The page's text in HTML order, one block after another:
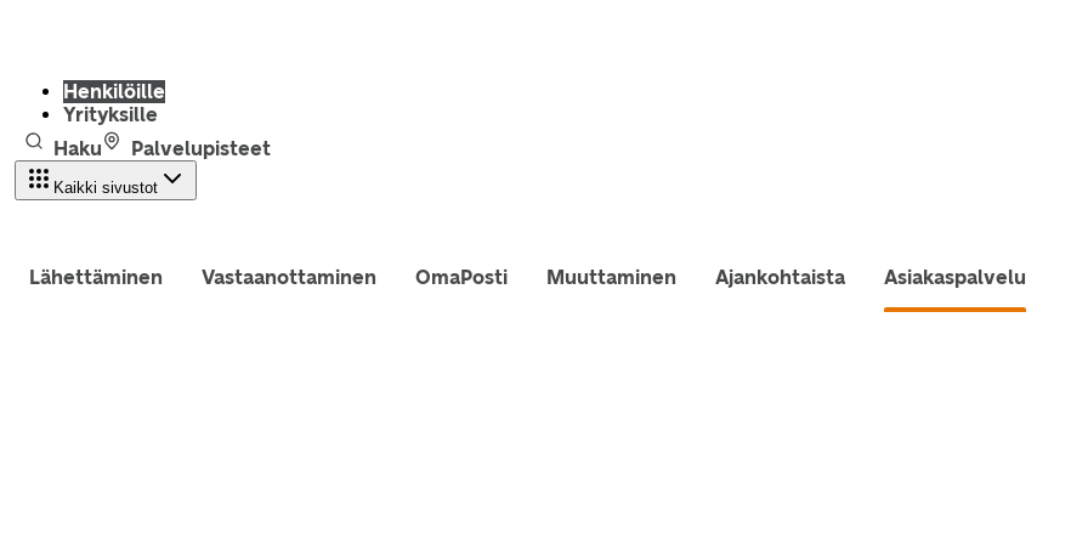
Henkilöille
Yrityksille
Haku
Palvelupisteet
Kaikki sivustot
Lähettäminen Vastaanottaminen OmaPosti Muuttaminen Ajankohtaista Asiakaspalvelu